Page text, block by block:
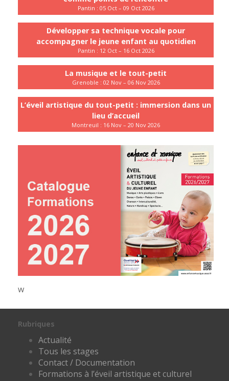
Pantin : 05 Oct – 09 Oct 2026
Développer sa technique vocale pour
accompagner le jeune enfant au quotidien
Pantin : 12 Oct – 16 Oct 2026
La musique et le tout-petit
Grenoble : 02 Nov – 06 Nov 2026
L’éveil artistique du tout-petit : immersion dans un
lieu d’accueil
Montreuil : 16 Nov – 20 Nov 2026
w
Rubriques
Actualité
Tous les stages
Contact / Documentation
Formations à l’éveil artistique et culturel